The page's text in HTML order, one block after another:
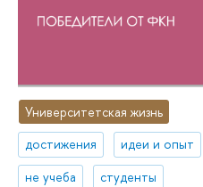
Университетская жизнь
достижения
идеи и опыт
не учеба
студенты